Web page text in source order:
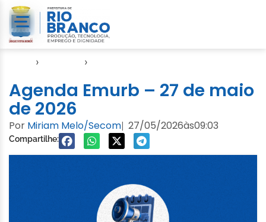
› ›
Agenda Emurb – 27 de maio
de 2026
Por Miriam Melo/Secom| 27/05/2026às09:03
Compartilhe: